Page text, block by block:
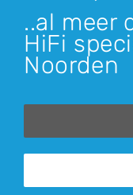
..al meer
HiFi
Noorden